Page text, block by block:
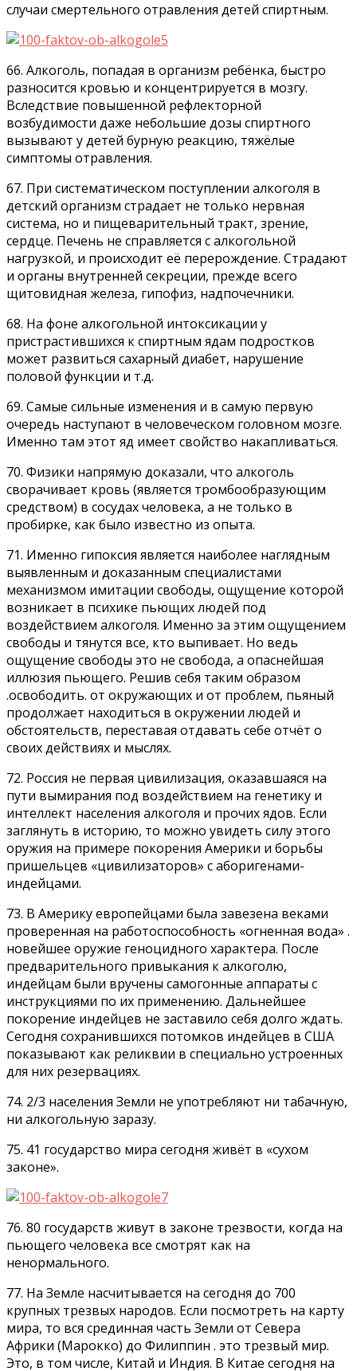
случаи смертельного отравления детей спиртным.
66. Алкоголь, попадая в организм ребёнка, быстро
разносится кровью и концентрируется в мозгу.
Вследствие повышенной рефлекторной
возбудимости даже небольшие дозы спиртного
вызывают у детей бурную реакцию, тяжёлые
симптомы отравления.
67. При систематическом поступлении алкоголя в
детский организм страдает не только нервная
система, но и пищеварительный тракт, зрение,
сердце. Печень не справляется с алкогольной
нагрузкой, и происходит её перерождение. Страдают
и органы внутренней секреции, прежде всего
щитовидная железа, гипофиз, надпочечники.
68. На фоне алкогольной интоксикации у
пристрастившихся к спиртным ядам подростков
может развиться сахарный диабет, нарушение
половой функции и т.д.
69. Самые сильные изменения и в самую первую
очередь наступают в человеческом головном мозге.
Именно там этот яд имеет свойство накапливаться.
70. Физики напрямую доказали, что алкоголь
сворачивает кровь (является тромбообразующим
средством) в сосудах человека, а не только в
пробирке, как было известно из опыта.
71. Именно гипоксия является наиболее наглядным
выявленным и доказанным специалистами
механизмом имитации свободы, ощущение которой
возникает в психике пьющих людей под
воздействием алкоголя. Именно за этим ощущением
свободы и тянутся все, кто выпивает. Но ведь
ощущение свободы это не свобода, а опаснейшая
иллюзия пьющего. Решив себя таким образом
.освободить. от окружающих и от проблем, пьяный
продолжает находиться в окружении людей и
обстоятельств, переставая отдавать себе отчёт о
своих действиях и мыслях.
72. Россия не первая цивилизация, оказавшаяся на
пути вымирания под воздействием на генетику и
интеллект населения алкоголя и прочих ядов. Если
заглянуть в историю, то можно увидеть силу этого
оружия на примере покорения Америки и борьбы
пришельцев «цивилизаторов» с аборигенами-
индейцами.
73. В Америку европейцами была завезена веками
проверенная на работоспособность «огненная вода» .
новейшее оружие геноцидного характера. После
предварительного привыкания к алкоголю,
индейцам были вручены самогонные аппараты с
инструкциями по их применению. Дальнейшее
покорение индейцев не заставило себя долго ждать.
Сегодня сохранившихся потомков индейцев в США
показывают как реликвии в специально устроенных
для них резервациях.
74. 2/3 населения Земли не употребляют ни табачную,
ни алкогольную заразу.
75. 41 государство мира сегодня живёт в «сухом
законе».
76. 80 государств живут в законе трезвости, когда на
пьющего человека все смотрят как на
ненормального.
77. На Земле насчитывается на сегодня до 700
крупных трезвых народов. Если посмотреть на карту
мира, то вся срединная часть Земли от Севера
Африки (Марокко) до Филиппин . это трезвый мир.
Это, в том числе, Китай и Индия. В Китае сегодня на